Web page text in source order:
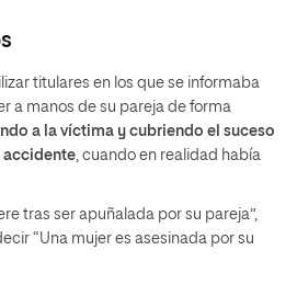
titulares en los que se informaba
a manos de su pareja de forma
a la víctima y cubriendo el suceso
accidente, cuando en realidad había
tras ser apuñalada por su pareja”,
“Una mujer es asesinada por su